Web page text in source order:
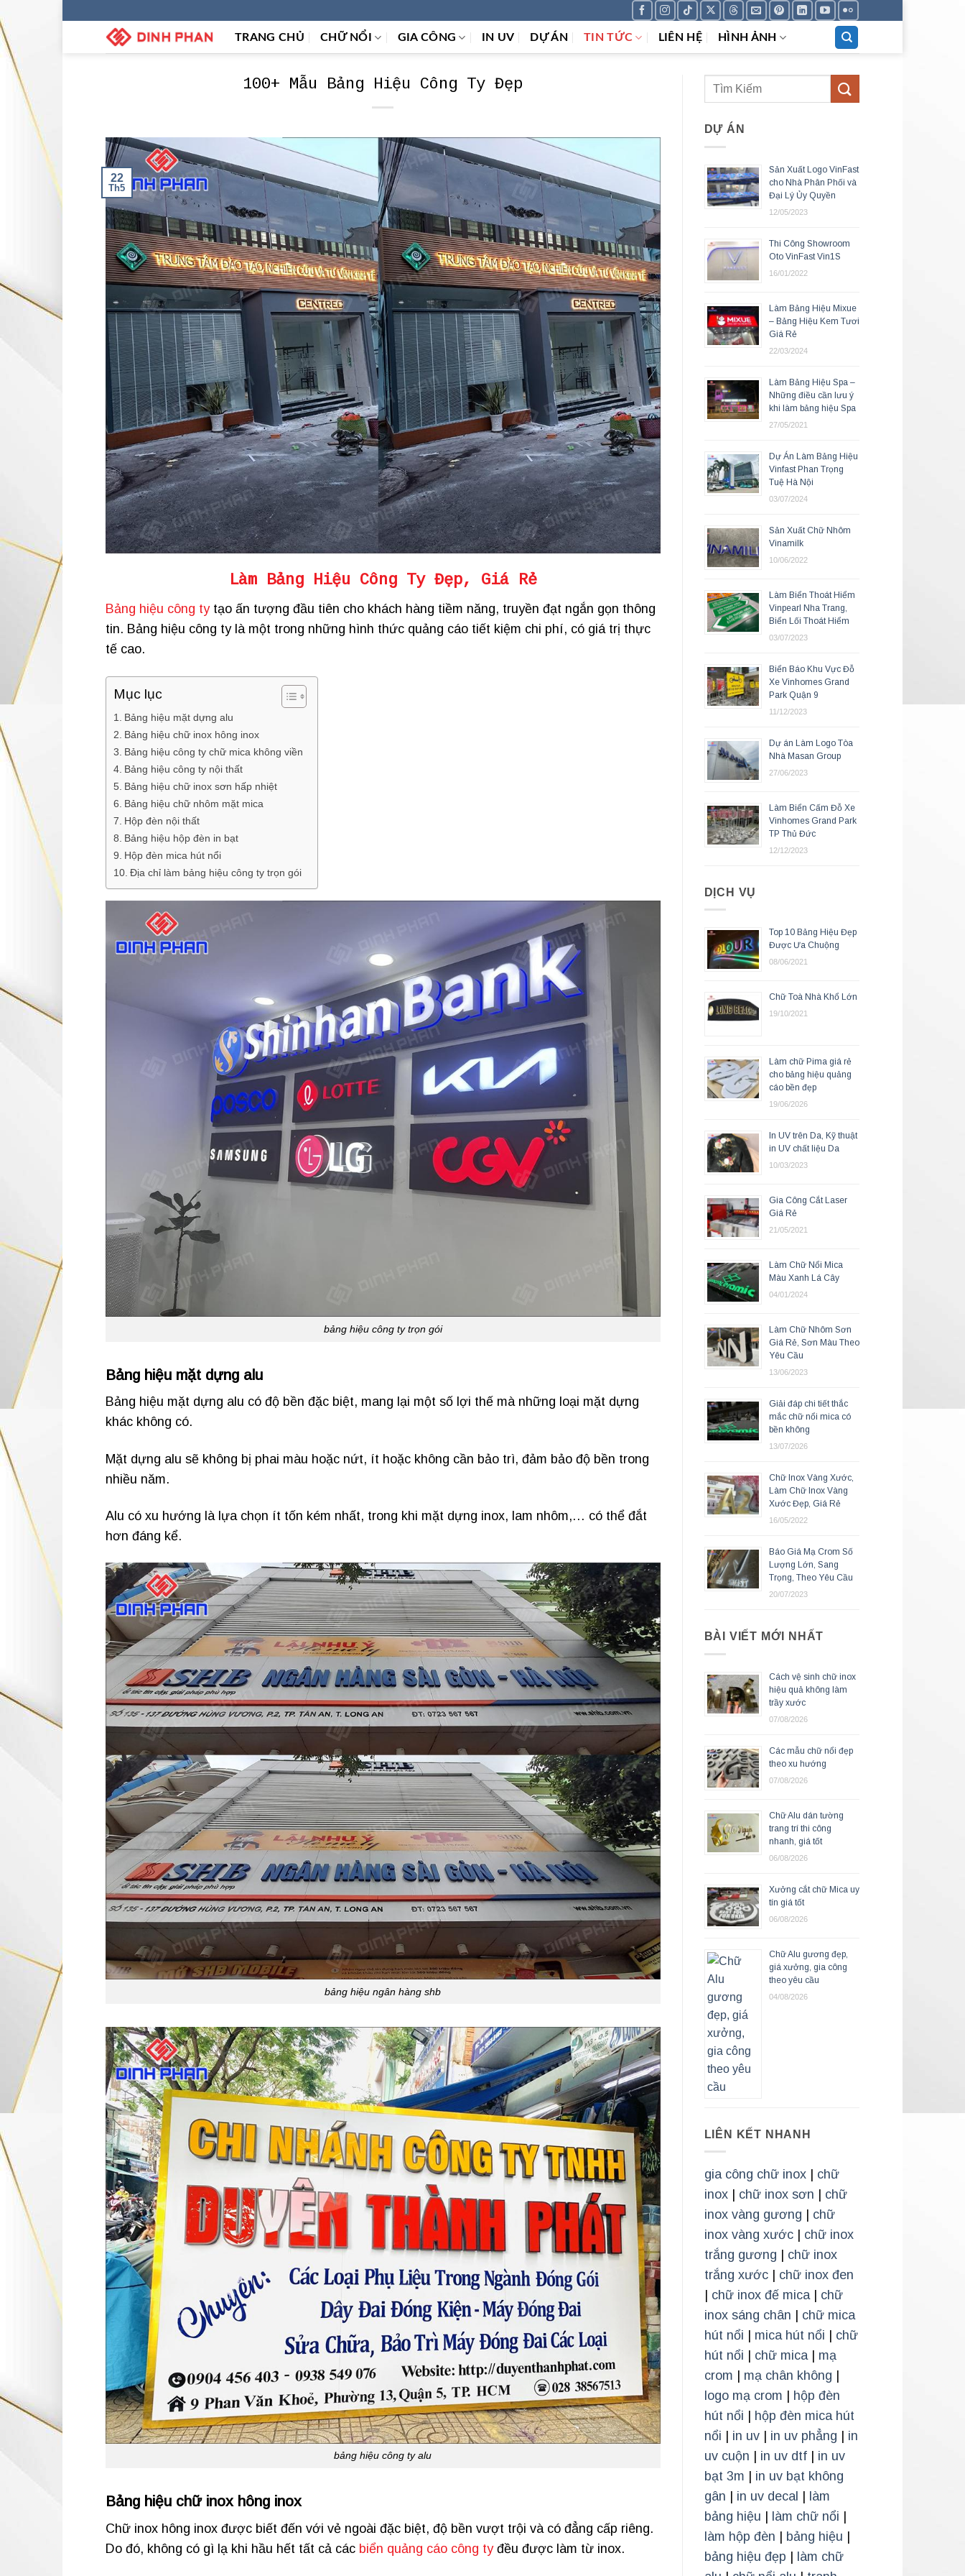
TRANG CHỦ CHỮ NỔI GIA CÔNG IN UV DỰ ÁN TIN TỨC LIÊN HỆ HÌNH ẢNH
100+ Mẫu Bảng Hiệu Công Ty Đẹp
22
Th5
Làm Bảng Hiệu Công Ty Đẹp, Giá Rẻ
Bảng hiệu công tytạo ấn tượng đầu tiên cho khách hàng tiềm năng, truyền đạt ngắn gọn thông
tin. Bảng hiệu công ty là một trong những hình thức quảng cáo tiết kiệm chi phí, có giá trị thực
tế cao.
Mục lục
Bảng hiệu mặt dựng alu
Bảng hiệu chữ inox hông inox
Bảng hiệu công ty chữ mica không viền
Bảng hiệu công ty nội thất
Bảng hiệu chữ inox sơn hấp nhiệt
Bảng hiệu chữ nhôm mặt mica
Hộp đèn nội thất
Bảng hiệu hộp đèn in bạt
Hộp đèn mica hút nổi
Địa chỉ làm bảng hiệu công ty trọn gói
bảng hiệu công ty trọn gói
Bảng hiệu mặt dựng alu
Bảng hiệu mặt dựng alu có độ bền đặc biệt, mang lại một số lợi thế mà những loại mặt dựng
khác không có.
Mặt dựng alu sẽ không bị phai màu hoặc nứt, ít hoặc không cần bảo trì, đảm bảo độ bền trong
nhiều năm.
Alu có xu hướng là lựa chọn ít tốn kém nhất, trong khi mặt dựng inox, lam nhôm,… có thể đắt
hơn đáng kể.
bảng hiệu ngân hàng shb
bảng hiệu công ty alu
Bảng hiệu chữ inox hông inox
Chữ inox hông inox được biết đến với vẻ ngoài đặc biệt, độ bền vượt trội và có đẳng cấp riêng.
Do đó, không có gì lạ khi hầu hết tất cả các biển quảng cáo công tyđều được làm từ inox.
DỰ ÁN
Sản Xuất Logo VinFast
cho Nhà Phân Phối và
Đại Lý Ủy Quyền
12/05/2023
Thi Công Showroom
Oto VinFast Vin1S
16/01/2022
Làm Bảng Hiệu Mixue
– Bảng Hiệu Kem Tươi
Giá Rẻ
22/03/2024
Làm Bảng Hiệu Spa –
Những điều cần lưu ý
khi làm bảng hiệu Spa
27/05/2021
Dự Án Làm Bảng Hiệu
Vinfast Phan Trọng
Tuệ Hà Nội
03/07/2024
Sản Xuất Chữ Nhôm
Vinamilk
10/06/2022
Làm Biển Thoát Hiểm
Vinpearl Nha Trang,
Biển Lối Thoát Hiểm
03/07/2023
Biển Báo Khu Vực Đỗ
Xe Vinhomes Grand
Park Quận 9
11/12/2023
Dự án Làm Logo Tòa
Nhà Masan Group
27/06/2023
Làm Biển Cấm Đỗ Xe
Vinhomes Grand Park
TP Thủ Đức
12/12/2023
DỊCH VỤ
Top 10 Bảng Hiệu Đẹp
Được Ưa Chuộng
08/06/2021
Chữ Toà Nhà Khổ Lớn
19/10/2021
Làm chữ Pima giá rẻ
cho bảng hiệu quảng
cáo bền đẹp
19/06/2026
In UV trên Da, Kỹ thuật
in UV chất liệu Da
10/03/2023
Gia Công Cắt Laser
Giá Rẻ
21/05/2021
Làm Chữ Nổi Mica
Màu Xanh Lá Cây
04/01/2024
Làm Chữ Nhôm Sơn
Giá Rẻ, Sơn Màu Theo
Yêu Cầu
13/06/2023
Giải đáp chi tiết thắc
mắc chữ nổi mica có
bền không
13/07/2026
Chữ Inox Vàng Xước,
Làm Chữ Inox Vàng
Xước Đẹp, Giá Rẻ
16/05/2022
Báo Giá Mạ Crom Số
Lượng Lớn, Sang
Trọng, Theo Yêu Cầu
20/07/2023
BÀI VIẾT MỚI NHẤT
Cách vệ sinh chữ inox
hiệu quả không làm
trầy xước
07/08/2026
Các mẫu chữ nổi đẹp
theo xu hướng
07/08/2026
Chữ Alu dán tường
trang trí thi công
nhanh, giá tốt
06/08/2026
Xưởng cắt chữ Mica uy
tín giá tốt
06/08/2026
Chữ Alu gương đẹp,
giá xưởng, gia công
theo yêu cầu
04/08/2026
LIÊN KẾT NHANH
gia công chữ inox| chữ
inox| chữ inox sơn
chữ
inox vàng gương
chữ
inox vàng xước| chữ inox
trắng gương
chữ inox
trắng xước| chữ inox đen
chữ inox đế mica| chữ
inox sáng chân
chữ mica
hút nổi
mica hút nổi
chữ
hút nổi
chữ mica| mạ
crom
mạ chân không
logo mạ crom
hộp đèn
hút nổi
hộp đèn mica hút
nổi
in uv| in uv phẳng
in
uv cuộn
in uv dtf| in uv
bạt 3m
in uv bạt không
gân
in uv decal
làm
bảng hiệu
làm chữ nổi
làm hộp đèn
bảng hiệu
bảng hiệu đẹp
làm chữ